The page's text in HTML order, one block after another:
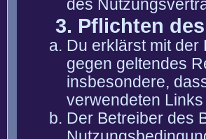
des
3. Pflichten
Du erklärst mit der
gegen geltendes
insbesondere,
verwendeten
Der Betreiber des